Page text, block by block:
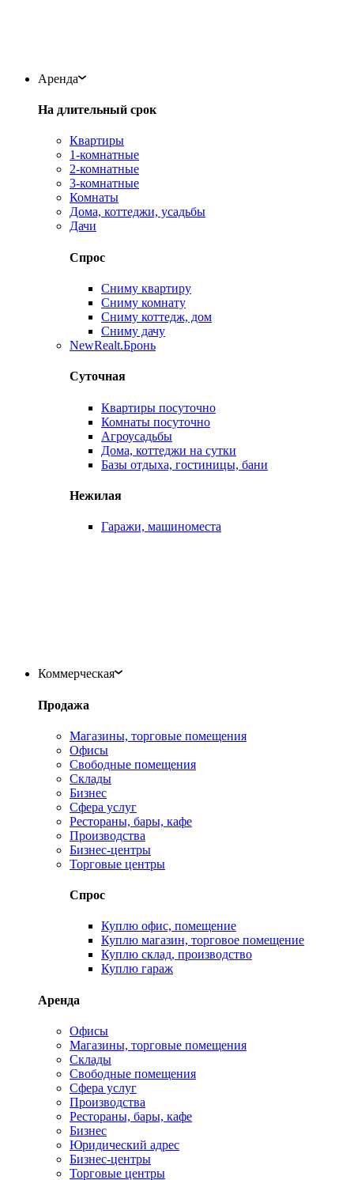
Аренда
На длительный срок
Квартиры
1-комнатные
2-комнатные
3-комнатные
Комнаты
Дома, коттеджи, усадьбы
Дачи
Спрос
Сниму квартиру
Сниму комнату
Сниму коттедж, дом
Сниму дачу
NewRealt.Бронь
Суточная
Квартиры посуточно
Комнаты посуточно
Агроусадьбы
Дома, коттеджи на сутки
Базы отдыха, гостиницы, бани
Нежилая
Гаражи, машиноместа
Коммерческая
Продажа
Магазины, торговые помещения
Офисы
Свободные помещения
Склады
Бизнес
Сфера услуг
Рестораны, бары, кафе
Производства
Бизнес-центры
Торговые центры
Спрос
Куплю офис, помещение
Куплю магазин, торговое помещение
Куплю склад, производство
Куплю гараж
Аренда
Офисы
Магазины, торговые помещения
Склады
Свободные помещения
Сфера услуг
Производства
Рестораны, бары, кафе
Бизнес
Юридический адрес
Бизнес-центры
Торговые центры